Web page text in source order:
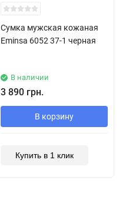
Сумка мужская кожаная
Eminsa 6052 37-1 черная
В наличии
3 890 грн.
В корзину
Купить в 1 клик